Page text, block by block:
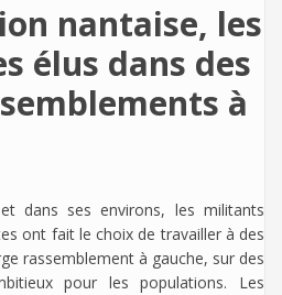
nantaise, les
élus dans des
à
dans ses environs, les militants
ont fait le choix de travailler à des
rassemblement à gauche, sur des
pour les populations. Les